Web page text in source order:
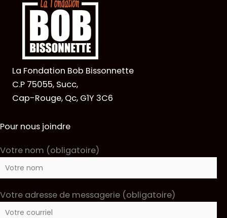
La Fondation Bob Bissonnette
C.P 75055, Succ,
Cap-Rouge, Qc, G1Y 3C6
Pour nous joindre
Votre nom (obligatoire)
Votre adresse de messagerie (obligatoire)